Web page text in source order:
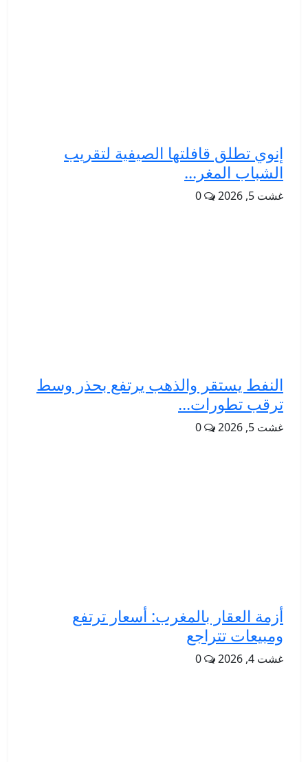
إنوي تطلق قافلتها الصيفية لتقريب
الشباب المغر...
غشت 5, 2026 0
النفط يستقر والذهب يرتفع بحذر وسط
ترقب تطورات...
غشت 5, 2026 0
أزمة العقار بالمغرب: أسعار ترتفع
ومبيعات تتراجع
غشت 4, 2026 0